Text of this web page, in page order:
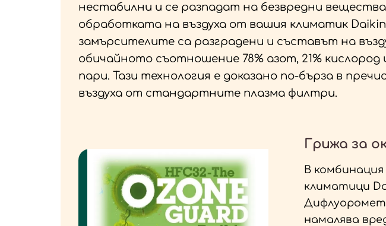
нестабилни и се разпадат на безвредни
обработката на въздуха от вашия климатик Daikin
замърсителите са разградени и съставът на
обичайното съотношение 78% азот, 21% кислород
пари. Тази технология е доказано по-бърза в
въздуха от стандартните плазма филтри.
Грижа за
В
климатици
намалява